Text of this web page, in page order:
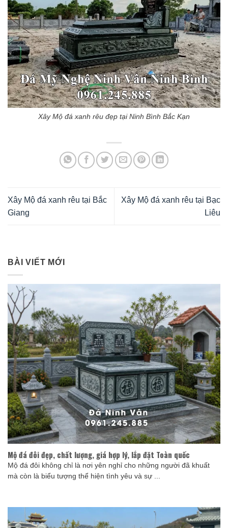
Xây Mộ đá xanh rêu đẹp tại Ninh Bình Bắc Kạn
Xây Mộ đá xanh rêu tại Bắc
Giang
Xây Mộ đá xanh rêu tại Bạc
Liêu
BÀI VIẾT MỚI
Mộ đá đôi đẹp, chất lượng, giá hợp lý, lắp đặt Toàn quốc
Mộ đá đôi không chỉ là nơi yên nghỉ cho những người đã khuất
mà còn là biểu tượng thể hiện tình yêu và sự ...